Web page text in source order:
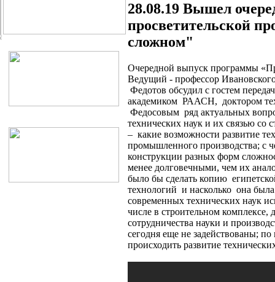
28.08.19 Вышел
просветительской
сложном"
Очередной выпуск программы
Ведущий - профессор
Федотов обсудил с гостем
академиком РААСН, доктором
Федосовым ряд актуальных
технических наук и их связью
– какие возможности развитие
промышленного производства; с
конструкции разных форм
менее долговечными, чем их
было бы сделать копию
технологий и насколько она
современных технических наук
числе в строительном комплексе,
сотрудничества науки и
сегодня еще не задействованы;
происходить развитие